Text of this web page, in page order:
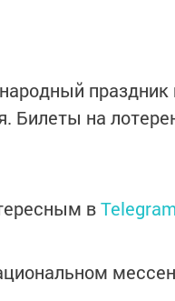
праздник
Билеты на
в